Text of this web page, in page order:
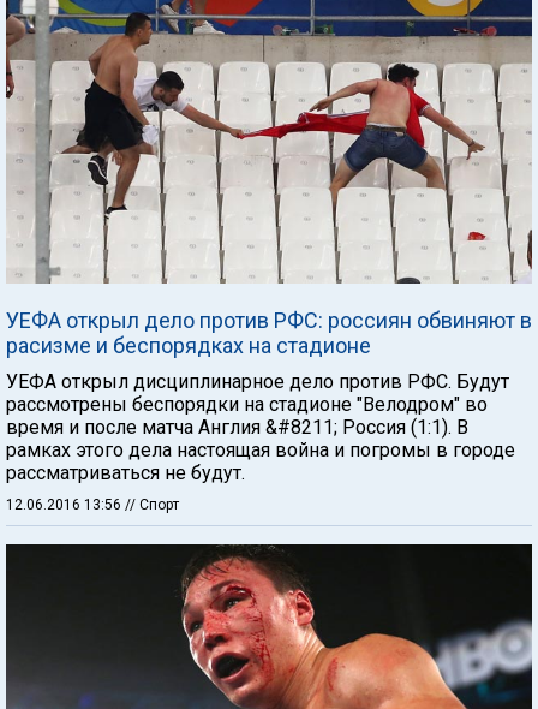
УЕФА открыл дело против РФС: россиян обвиняют в
расизме и беспорядках на стадионе
УЕФА открыл дисциплинарное дело против РФС. Будут
рассмотрены беспорядки на стадионе "Велодром" во
время и после матча Англия &#8211; Россия (1:1). В
рамках этого дела настоящая война и погромы в городе
рассматриваться не будут.
12.06.2016 13:56 // Спорт